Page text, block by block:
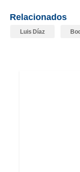
Relacionados
Luis Díaz